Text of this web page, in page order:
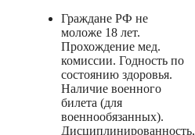
Граждане РФ не
моложе 18 лет.
Прохождение мед.
комиссии. Годность по
состоянию здоровья.
Наличие военного
билета (для
военнообязанных).
Дисциплинированность,